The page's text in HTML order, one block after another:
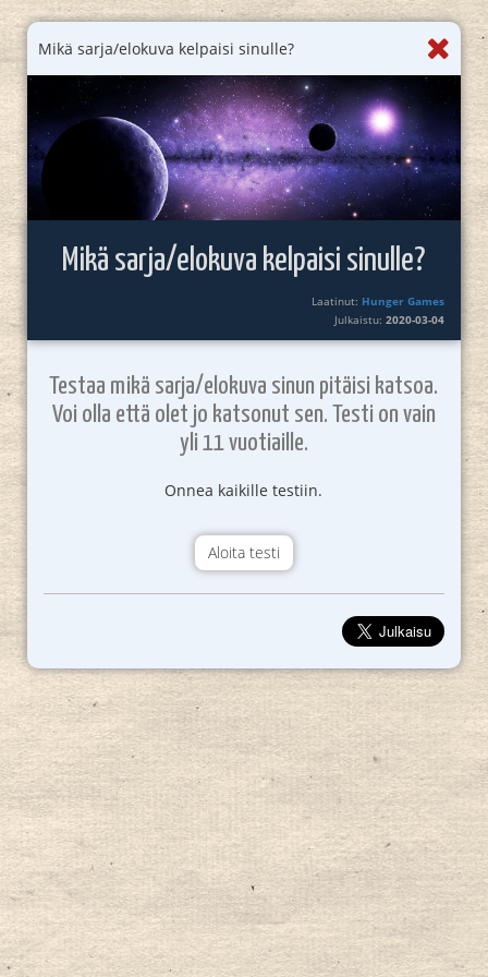
Mikä sarja/elokuva kelpaisi sinulle?
Mikä sarja/elokuva kelpaisi sinulle?
Laatinut: Hunger Games
Julkaistu:2020-03-04
Testaa mikä sarja/elokuva sinun pitäisi katsoa.
Voi olla että olet jo katsonut sen. Testi on vain
yli 11 vuotiaille.
Onnea kaikille testiin.
Aloita testi